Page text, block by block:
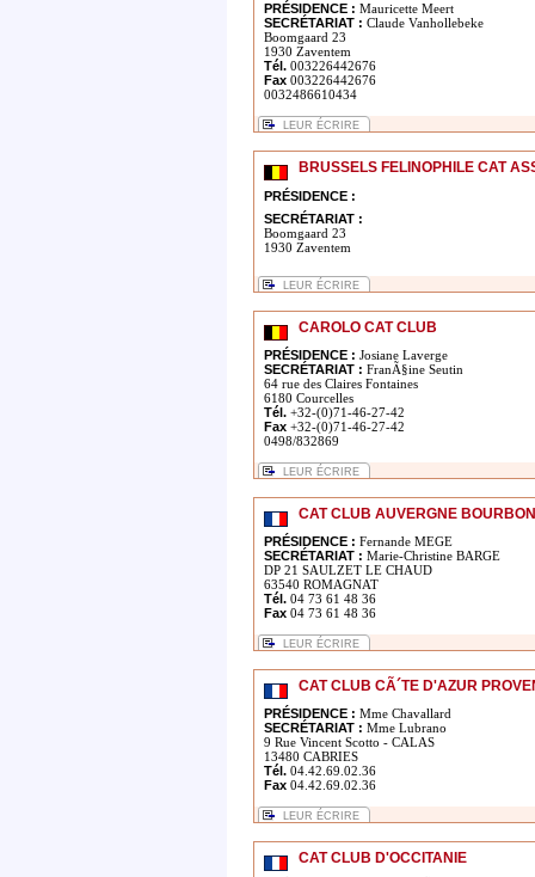
PRÉSIDENCE : Mauricette Meert
SECRÉTARIAT : Claude Vanhollebeke
Boomgaard 23
1930 Zaventem
Tél. 003226442676
Fax 003226442676
0032486610434
LEUR ÉCRIRE
BRUSSELS FELINOPHILE CAT
PRÉSIDENCE :
SECRÉTARIAT :
Boomgaard 23
1930 Zaventem
LEUR ÉCRIRE
CAROLO CAT CLUB
PRÉSIDENCE : Josiane Laverge
SECRÉTARIAT : FranÃ§ine Seutin
64 rue des Claires Fontaines
6180 Courcelles
Tél. +32-(0)71-46-27-42
Fax +32-(0)71-46-27-42
0498/832869
LEUR ÉCRIRE
CAT CLUB AUVERGNE
PRÉSIDENCE : Fernande MEGE
SECRÉTARIAT : Marie-Christine BARGE
DP 21 SAULZET LE CHAUD
63540 ROMAGNAT
Tél. 04 73 61 48 36
Fax 04 73 61 48 36
LEUR ÉCRIRE
CAT CLUB CÃ´TE D'AZUR
PRÉSIDENCE : Mme Chavallard
SECRÉTARIAT : Mme Lubrano
9 Rue Vincent Scotto - CALAS
13480 CABRIES
Tél. 04.42.69.02.36
Fax 04.42.69.02.36
LEUR ÉCRIRE
CAT CLUB D'OCCITANIE